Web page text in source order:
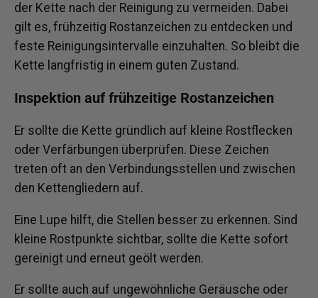
der Kette nach der Reinigung zu vermeiden. Dabei
gilt es, frühzeitig Rostanzeichen zu entdecken und
feste Reinigungsintervalle einzuhalten. So bleibt die
Kette langfristig in einem guten Zustand.
Inspektion auf frühzeitige Rostanzeichen
Er sollte die Kette gründlich auf kleine Rostflecken
oder Verfärbungen überprüfen. Diese Zeichen
treten oft an den Verbindungsstellen und zwischen
den Kettengliedern auf.
Eine Lupe hilft, die Stellen besser zu erkennen. Sind
kleine Rostpunkte sichtbar, sollte die Kette sofort
gereinigt und erneut geölt werden.
Er sollte auch auf ungewöhnliche Geräusche oder